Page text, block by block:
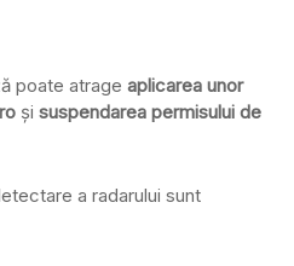
poate atrage aplicarea unor
şi suspendarea permisului de
a radarului sunt